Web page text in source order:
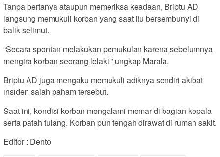
Tanpa bertanya ataupun memeriksa keadaan, Briptu AD
langsung memukuli korban yang saat itu bersembunyi di
balik selimut.
“Secara spontan melakukan pemukulan karena sebelumnya
mengira korban seorang lelaki,” ungkap Marala.
Briptu AD juga mengaku memukuli adiknya sendiri akibat
insiden salah paham tersebut.
Saat ini, kondisi korban mengalami memar di bagian kepala
serta patah tulang. Korban pun tengah dirawat di rumah sakit.
Editor : Dento